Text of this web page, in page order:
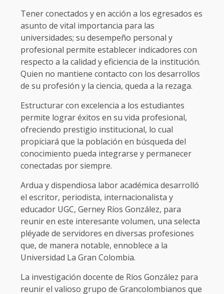
Tener conectados y en acción a los egresados es
asunto de vital importancia para las
universidades; su desempeño personal y
profesional permite establecer indicadores con
respecto a la calidad y eficiencia de la institución.
Quien no mantiene contacto con los desarrollos
de su profesión y la ciencia, queda a la rezaga.
Estructurar con excelencia a los estudiantes
permite lograr éxitos en su vida profesional,
ofreciendo prestigio institucional, lo cual
propiciará que la población en búsqueda del
conocimiento pueda integrarse y permanecer
conectadas por siempre.
Ardua y dispendiosa labor académica desarrolló
el escritor, periodista, internacionalista y
educador UGC, Gerney Ríos González, para
reunir en este interesante volumen, una selecta
pléyade de servidores en diversas profesiones
que, de manera notable, ennoblece a la
Universidad La Gran Colombia.
La investigación docente de Ríos González para
reunir el valioso grupo de Grancolombianos que